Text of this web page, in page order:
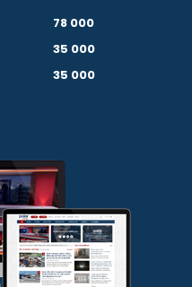
78 000
35 000
35 000